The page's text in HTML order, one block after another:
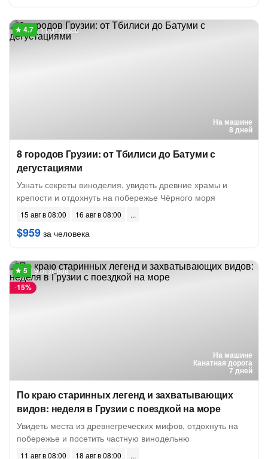
На машине
8 дней
11 отзывов
8 городов Грузии: от Тбилиси до Батуми с
дегустациями
Узнать секреты виноделия, увидеть древние храмы и
крепости и отдохнуть на побережье Чёрного моря
15 авг в 08:00 16 авг в 08:00
$959 за человека
На машине
Канатная дорога
7 дней
-15%
9 отзывов
По краю старинных легенд и захватывающих
видов: неделя в Грузии с поездкой на море
Увидеть места из древнегреческих мифов, отдохнуть на
побережье и посетить частную винодельню
11 авг в 08:00 18 авг в 08:00